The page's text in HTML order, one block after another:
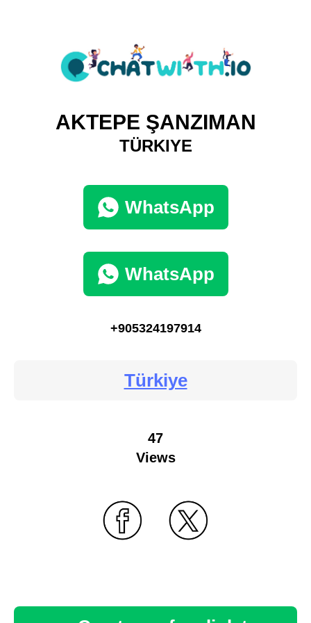
AKTEPE ŞANZIMAN
TÜRKIYE
WhatsApp
WhatsApp
+905324197914
Türkiye
47
Views